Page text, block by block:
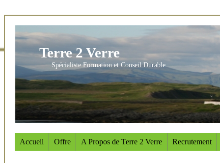
Terre 2 Verre
Spécialiste Formation et Conseil Durable
Accueil Offre A Propos de Terre 2 Verre Recrutement